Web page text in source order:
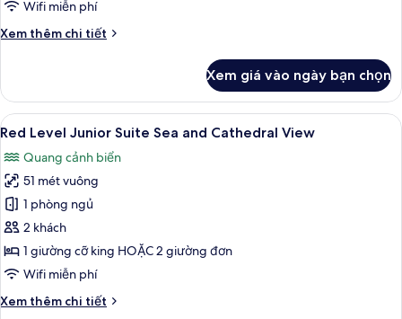
and
Wifi miễn phí
Xem thêm chi tiết
Chi
Red
Level
Master
Sea
and
Cathedral
View
Xem giá vào ngày bạn chọn
Xem
tất
cả
ảnh
Red
Level
Junior
Suite
and
Red Level Junior Suite Sea and
5
Red Level Junior Suite Sea and Cathedral View
Quang cảnh biển
51 mét vuông
1 phòng ngủ
2 khách
1 giường cỡ king HOẶC 2 giường đơn
Wifi miễn phí
Xem thêm chi tiết
Chi